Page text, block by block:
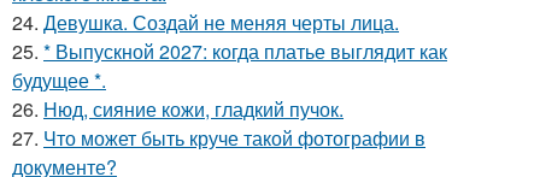
24. Девушка. Создай не меняя черты лица.
25. * Выпускной 2027: когда платье выглядит как
будущее *.
26. Нюд, сияние кожи, гладкий пучок.
27. Что может быть круче такой фотографии в
документе?